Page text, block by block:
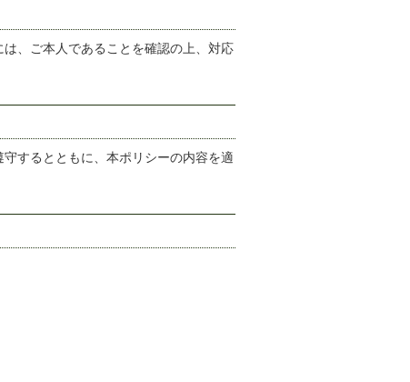
、ご本人であることを確認の上、対応
するとともに、本ポリシーの内容を適